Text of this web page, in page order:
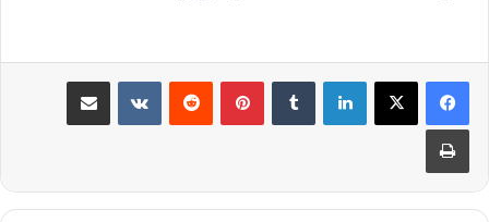
لينكدإن بينتيريست مشاركة عبر البريد
طباعة